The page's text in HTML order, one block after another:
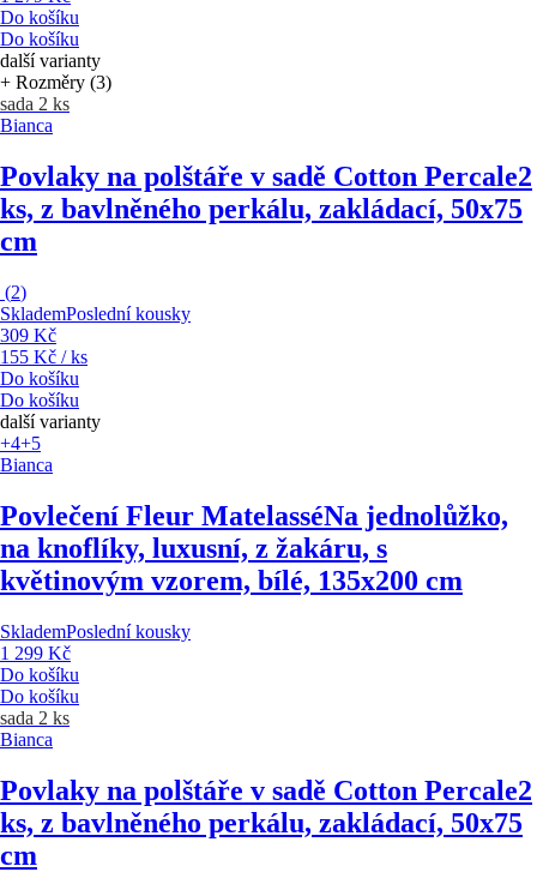
Do košíku
Do košíku
další varianty
+ Rozměry (3)
sada 2 ks
Bianca
Povlaky na polštáře v sadě Cotton Percale2
ks, z bavlněného perkálu, zakládací, 50x75
cm
(2)
SklademPoslední kousky
309 Kč
155 Kč / ks
Do košíku
Do košíku
další varianty
+4+5
Bianca
Povlečení Fleur MatelasséNa jednolůžko,
na knoflíky, luxusní, z žakáru, s
květinovým vzorem, bílé, 135x200 cm
SklademPoslední kousky
1 299 Kč
Do košíku
Do košíku
sada 2 ks
Bianca
Povlaky na polštáře v sadě Cotton Percale2
ks, z bavlněného perkálu, zakládací, 50x75
cm